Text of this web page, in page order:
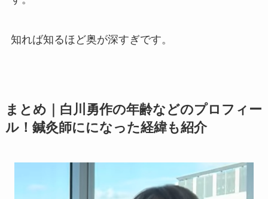
知れば知るほど奥が深すぎです。
まとめ｜白川勇作の年齢などのプロフィー
ル！鍼灸師にになった経緯も紹介